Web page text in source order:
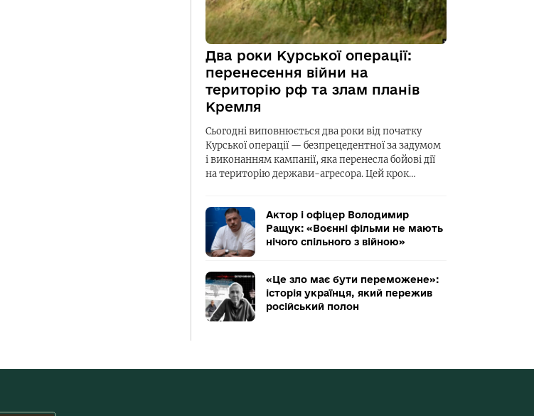
Два роки Курської операції:
перенесення війни на
територію рф та злам планів
Кремля
Сьогодні виповнюється два роки від початку
Курської операції — безпрецедентної за задумом
і виконанням кампанії, яка перенесла бойові дії
на територію держави-агресора. Цей крок…
Актор і офіцер Володимир
Ращук: «Воєнні фільми не мають
нічого спільного з війною»
«Це зло має бути переможене»:
історія українця, який пережив
російський полон